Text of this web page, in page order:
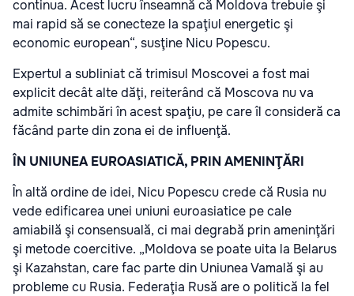
continua. Acest lucru înseamnă că Moldova trebuie şi
mai rapid să se conecteze la spaţiul energetic şi
economic european“, susţine Nicu Popescu.
Expertul a subliniat că trimisul Moscovei a fost mai
explicit decât alte dăţi, reiterând că Moscova nu va
admite schimbări în acest spaţiu, pe care îl consideră ca
făcând parte din zona ei de influenţă.
ÎN UNIUNEA EUROASIATICĂ, PRIN AMENINŢĂRI
În altă ordine de idei, Nicu Popescu crede că Rusia nu
vede edificarea unei uniuni euroasiatice pe cale
amiabilă şi consensuală, ci mai degrabă prin ameninţări
şi metode coercitive. „Moldova se poate uita la Belarus
şi Kazahstan, care fac parte din Uniunea Vamală şi au
probleme cu Rusia. Federaţia Rusă are o politică la fel